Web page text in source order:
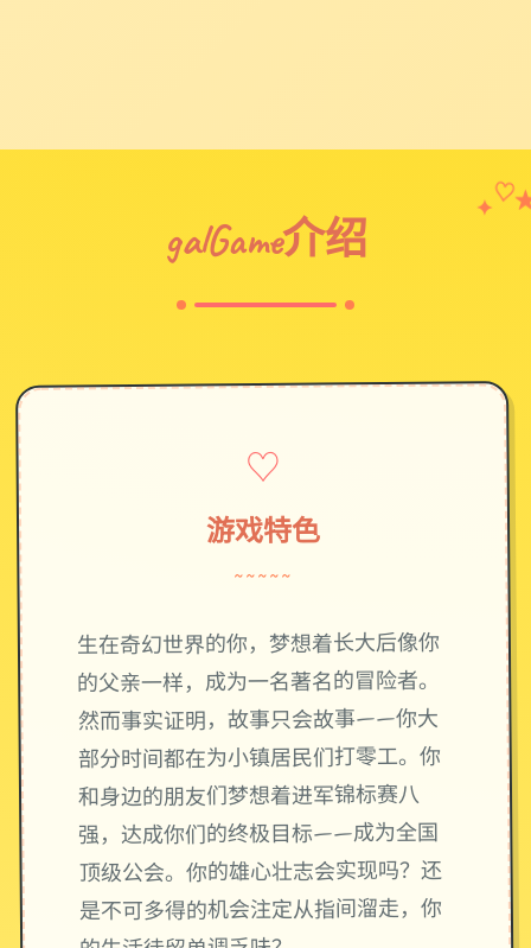
galGame介绍
✦♡
♡
游戏特色
~~~~~
生在奇幻世界的你，梦想着长大后像你
的父亲一样，成为一名著名的冒险者。
然而事实证明，故事只会故事——你大
部分时间都在为小镇居民们打零工。你
和身边的朋友们梦想着进军锦标赛八
强，达成你们的终极目标——成为全国
顶级公会。你的雄心壮志会实现吗？还
是不可多得的机会注定从指间溜走，你